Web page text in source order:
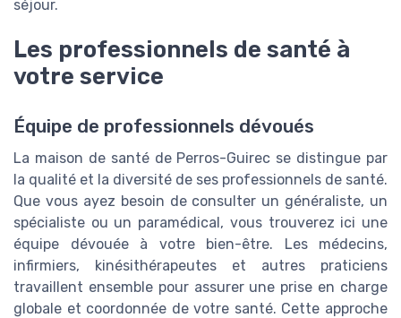
séjour.
Les professionnels de santé à
votre service
Équipe de professionnels dévoués
La maison de santé de Perros-Guirec se distingue par
la qualité et la diversité de ses professionnels de santé.
Que vous ayez besoin de consulter un généraliste, un
spécialiste ou un paramédical, vous trouverez ici une
équipe dévouée à votre bien-être. Les médecins,
infirmiers, kinésithérapeutes et autres praticiens
travaillent ensemble pour assurer une prise en charge
globale et coordonnée de votre santé. Cette approche